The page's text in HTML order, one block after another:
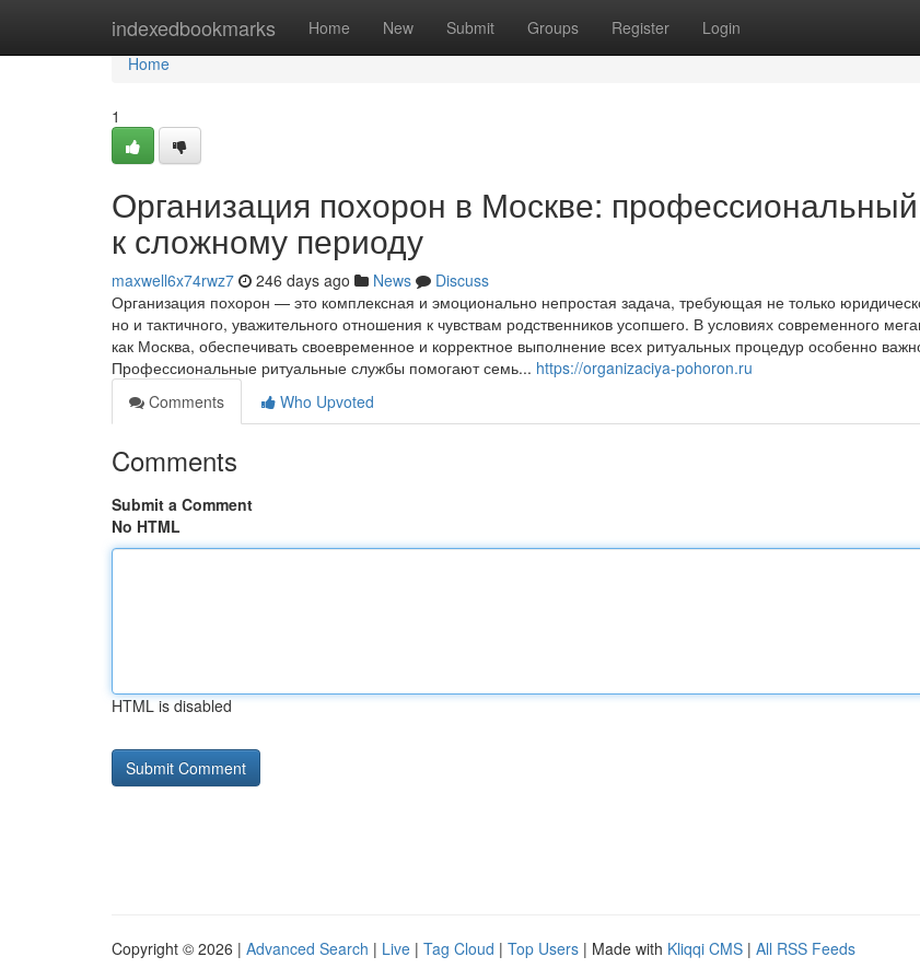
indexedbookmarks Home New Submit Groups Register Login
Home
Home
1
Организация похорон в Москве:
к сложному периоду
maxwell6x74rwz7 246 days ago News
Discuss
Организация похорон — это комплексная и эмоционально непростая задача, требующая не только
но и тактичного, уважительного отношения к чувствам родственников усопшего. В условиях современного
как Москва, обеспечивать своевременное и корректное выполнение всех ритуальных процедур особенно
Профессиональные ритуальные службы помогают семь... https://organizaciya-pohoron.ru
Comments
Who Upvoted
Comments
Submit a Comment
No HTML
HTML is disabled
Copyright © 2026 | Advanced Search | Live | Tag Cloud | Top Users | Made with Kliqqi CMS | All RSS Feeds